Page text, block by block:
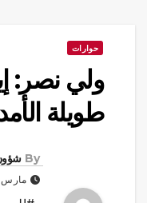
حوارات
ولي نصر:
طويلة
By
مارس 24, 2026